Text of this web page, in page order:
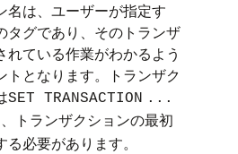
名は、ユーザーが指定す
タグであり、そのトランザ
れている作業がわかるよう
トとなります。トランザク
SET TRANSACTION ...
トランザクションの最初
必要があります。